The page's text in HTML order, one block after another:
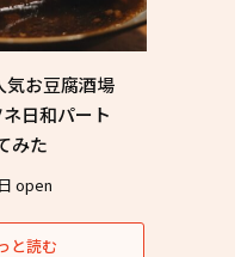
気お豆腐酒場
日和パート
みた
open
と読む